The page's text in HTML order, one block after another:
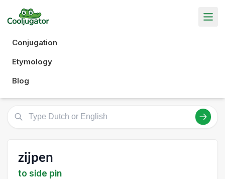
Conjugation
Etymology
Blog
zijpen
to side pin